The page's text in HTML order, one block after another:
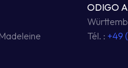
ODIGO
Tél. : +49